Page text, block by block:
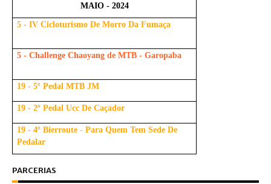
MAIO - 2024
5 - IV Cicloturismo De Morro Da Fumaça
5 - Challenge Chaoyang de MTB - Garopaba
19 - 5º Pedal MTB JM
19 - 2º Pedal Ucc De Caçador
19 - 4º Bierroute - Para Quem Tem Sede De
Pedalar
PARCERIAS